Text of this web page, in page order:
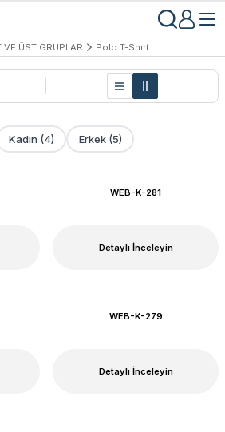
VE ÜST GRUPLAR Polo T-Shırt
Kadın (4) Erkek (5)
WEB-K-281
Detaylı İnceleyin
WEB-K-279
Detaylı İnceleyin